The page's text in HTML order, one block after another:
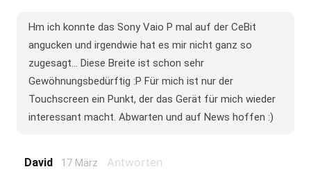
Hm ich konnte das Sony Vaio P mal auf der CeBit
angucken und irgendwie hat es mir nicht ganz so
zugesagt... Diese Breite ist schon sehr
Gewöhnungsbedürftig :P Für mich ist nur der
Touchscreen ein Punkt, der das Gerät für mich wieder
interessant macht. Abwarten und auf News hoffen :)
David 17 März Antworten